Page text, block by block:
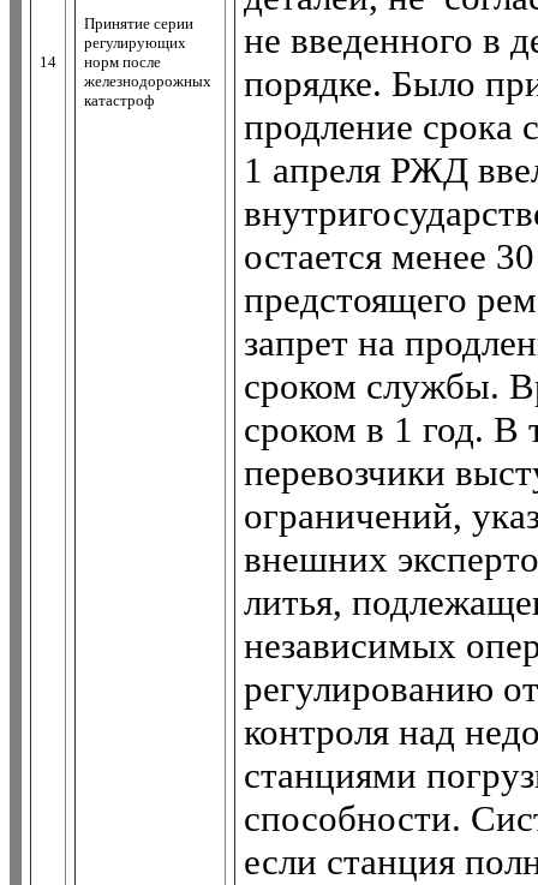
14
Принятие серии
регулирующих
норм после
железнодорожных
катастроф
не введенного в
порядке. Было
продление срока
1 апреля РЖД
остается менее
предстоящего
запрет на
сроком службы.
сроком в 1 год. В
перевозчики
ограничений,
внешних
литья,
независимых
регулированию
контроля над
станциями
способности.
если станция